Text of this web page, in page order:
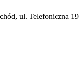
ul. Telefoniczna 19